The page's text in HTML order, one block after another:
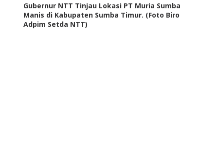
Gubernur NTT Tinjau Lokasi PT Muria Sumba
Manis di Kabupaten Sumba Timur. (Foto Biro
Adpim Setda NTT)